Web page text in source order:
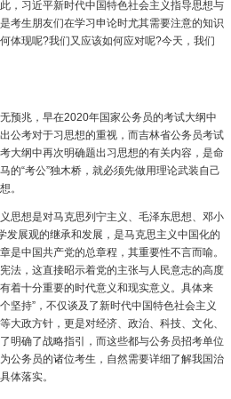
，习近平新时代中国特色社会主义指导思想与
考生朋友们在学习申论时尤其需要注意的知识
体现呢?我们又应该如何应对呢?今天，我们
预兆，早在2020年国家公务员的考试大纲中
公考对于习思想的重视，而吉林省公务员考试
大纲中再次明确题出习思想的有关内容，是命
的“考公”独木桥，就必须先做用理论武装自己
。
思想是对马克思列宁主义、毛泽东思想、邓小
发展观的继承和发展，是马克思主义中国化的
是中国共产党的总章程，其重要性不言而喻。
法，这直接昭示着党的主张与人民意志的高度
着十分重要的时代意义和现实意义。具体来
坚持”，不仅谈及了新时代中国特色社会主义
大政方针，更是对经济、政治、科技、文化、
明确了战略指引，而这些都与公务员招考单位
公务员的诸位考生，自然需要详细了解我国治
体落实。